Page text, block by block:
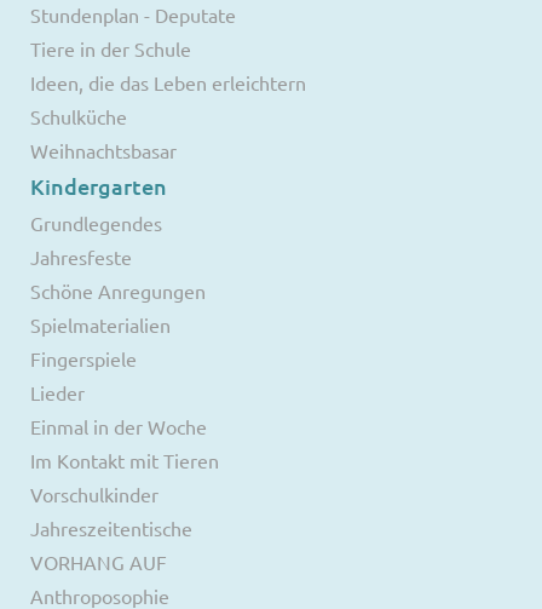
Stundenplan - Deputate
Tiere in der Schule
Ideen, die das Leben erleichtern
Schulküche
Weihnachtsbasar
Kindergarten
Grundlegendes
Jahresfeste
Schöne Anregungen
Spielmaterialien
Fingerspiele
Lieder
Einmal in der Woche
Im Kontakt mit Tieren
Vorschulkinder
Jahreszeitentische
VORHANG AUF
Anthroposophie